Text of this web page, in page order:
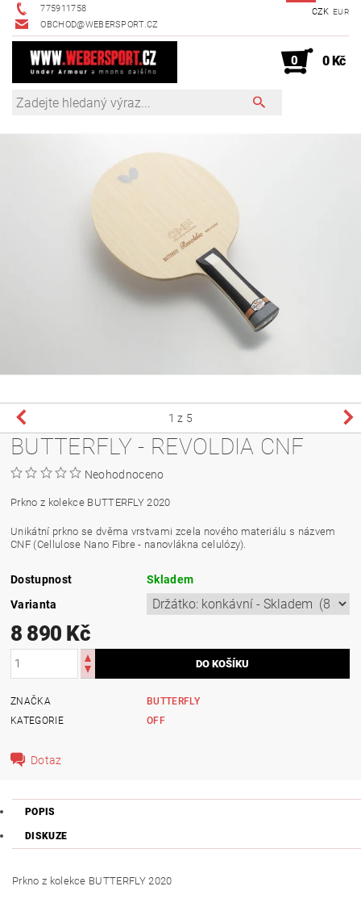
775911758
OBCHOD@WEBERSPORT.CZ
CZK EUR
0 0 Kč
1 z 5
BUTTERFLY - REVOLDIA CNF
Neohodnoceno
Prkno z kolekce BUTTERFLY 2020
Unikátní prkno se dvěma vrstvami zcela nového materiálu s názvem
CNF (Cellulose Nano Fibre - nanovlákna celulózy).
Dostupnost
Skladem
Varianta
8 890 Kč
ZNAČKA
BUTTERFLY
KATEGORIE
OFF
Dotaz
POPIS
DISKUZE
Prkno z kolekce BUTTERFLY 2020